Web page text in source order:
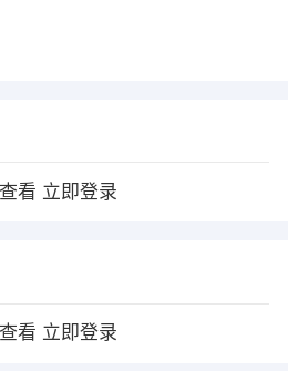
看 立即登录
看 立即登录